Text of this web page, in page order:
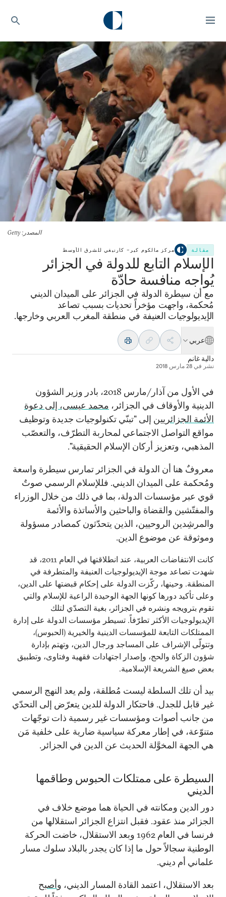
المصدر : Getty
مقالة مركز مالكوم كير– كارنيغي للشرق الأوسط
الإسلام التابع للدولة في الجزائر
يُواجه منافسة حادّة
مع أن سيطرة الدولة في الجزائر على الميدان الديني
مُحكمة، واجهت مؤخراً تحديات بسبب تصاعد
الإيديولوجيات العنيفة في منطقة المغرب العربي وخارجها.
عربي
دالية غانم
نشر في 28 مارس 2018
في الأول من آذار/مارس 2018، بادر وزير الشؤون
الدينية والأوقاف في الجزائر، محمد عيسى، إلى دعوة
الأئمة الجزائريين إلى "تبنّي تكنولوجيات جديدة وتوظيف
مواقع التواصل الاجتماعي لمحاربة التطرّف، والتعصّب
المذهبي، وتعزيز أركان الإسلام الحقيقية".
معروفٌ هنا أن الدولة في الجزائر تمارس سيطرة واسعة
ومُحكمة على الميدان الديني. فللإسلام الرسمي صوتٌ
قوي عبر مؤسسات الدولة، بما في ذلك من خلال الوزراء
والمفتّشين والقضاة والباحثين والأساتذة والأئمة
والمرشِدين الروحيين، الذين يتحدّثون كمصادر مسؤولة
وموثوقة عن موضوع الدين.
كانت الانتفاضات العربية، عند انطلاقتها في العام 2011، قد
شهدت تصاعد موجة الإيديولوجيات العنيفة والمتطرفة في
المنطقة. وحينها، ركّزت الدولة على إحكام قبضتها على الدين،
وعلى تأكيد دورها كونها الجهة الوحيدة الراعية للإسلام والتي
تقوم بترويجه ونشره في الجزائر، بغية التصدّي لتلك
الإيديولوجيات الأكثر تطرّفاً. تسيطر مؤسسات الدولة على إدارة
الممتلكات التابعة للمؤسسات الدينية والخيرية (الحبوس)،
وتتولّى الإشراف على المساجد ورجال الدين، وتهتم بإدارة
شؤون الزكاة والحج، وإصدار اجتهادات فقهية وفتاوى، وتطبيق
بعض صيغ الشريعة الإسلامية.
بيد أن تلك السلطة ليست مُطلقة، ولم يعد النهج الرسمي
غير قابل للجدل. فاحتكار الدولة للدين يتعرّض إلى التحدّي
من جانب أصوات ومؤسسات غير رسمية ذات توجّهات
متنوّعة، في إطار معركة سياسية ضارية على خلفية مَن
هي الجهة المخوَّلة الحديث عن الدين في الجزائر.
السيطرة على ممتلكات الحبوس وطاقمها
الديني
دور الدين ومكانته في الحياة هما موضع خلاف في
الجزائر منذ عقود. فقبل انتزاع الجزائر استقلالها من
فرنسا في العام 1962 وبعد الاستقلال، خاضت الحركة
الوطنية سجالاً حول ما إذا كان يجدر بالبلاد سلوك مسار
علماني أم ديني.
بعد الاستقلال، اعتمد القادة المسار الديني، وأصبح